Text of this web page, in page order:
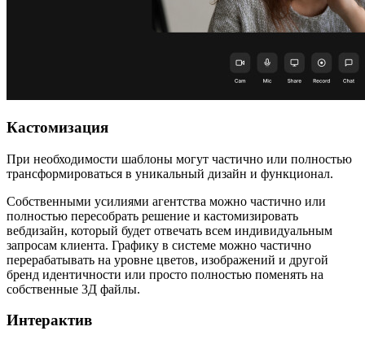
Кастомизация
При необходимости шаблоны могут частично или полностью
трансформироваться в уникальный дизайн и функционал.
Собственными усилиями агентства можно частично или
полностью пересобрать решение и кастомизировать
вебдизайн, который будет отвечать всем индивидуальным
запросам клиента. Графику в системе можно частично
перерабатывать на уровне цветов, изображений и другой
бренд идентичности или просто полностью поменять на
собственные 3Д файлы.
Интерактив